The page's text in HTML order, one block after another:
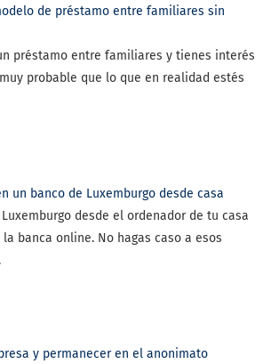
de préstamo entre familiares sin
préstamo entre familiares y tienes interés
probable que lo que en realidad estés
un banco de Luxemburgo desde casa
desde el ordenador de tu casa
banca online. No hagas caso a esos
y permanecer en el anonimato